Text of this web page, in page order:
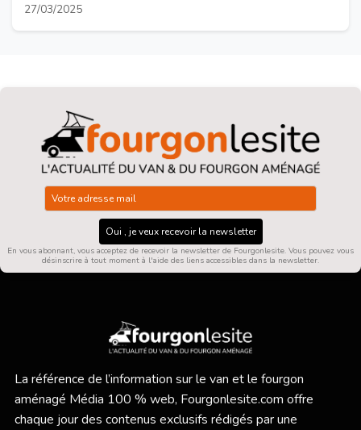
27/03/2025
Oui , je veux recevoir la newsletter
En vous abonnant, vous acceptez de recevoir la newsletter de Fourgonlesite. Vous pouvez vous
désinscrire à tout moment à l'aide des liens accessibles dans la newsletter.
La référence de l’information sur le van et le fourgon
aménagé Média 100 % web, Fourgonlesite.com offre
chaque jour des contenus exclusifs rédigés par une